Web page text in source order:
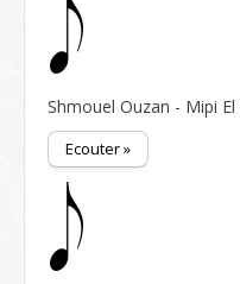
Shmouel Ouzan - Mipi
Ecouter »